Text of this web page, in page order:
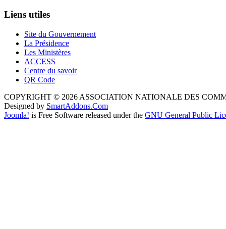
Liens utiles
Site du Gouvernement
La Présidence
Les Ministères
ACCESS
Centre du savoir
QR Code
COPYRIGHT © 2026 ASSOCIATION NATIONALE DES
Designed by SmartAddons.Com
Joomla! is Free Software released under the GNU General Public